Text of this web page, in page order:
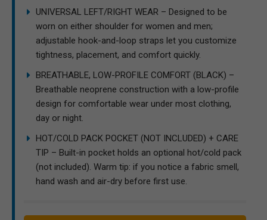
UNIVERSAL LEFT/RIGHT WEAR – Designed to be
worn on either shoulder for women and men;
adjustable hook-and-loop straps let you customize
tightness, placement, and comfort quickly.
BREATHABLE, LOW-PROFILE COMFORT (BLACK) –
Breathable neoprene construction with a low-profile
design for comfortable wear under most clothing,
day or night.
HOT/COLD PACK POCKET (NOT INCLUDED) + CARE
TIP – Built-in pocket holds an optional hot/cold pack
(not included). Warm tip: if you notice a fabric smell,
hand wash and air-dry before first use.